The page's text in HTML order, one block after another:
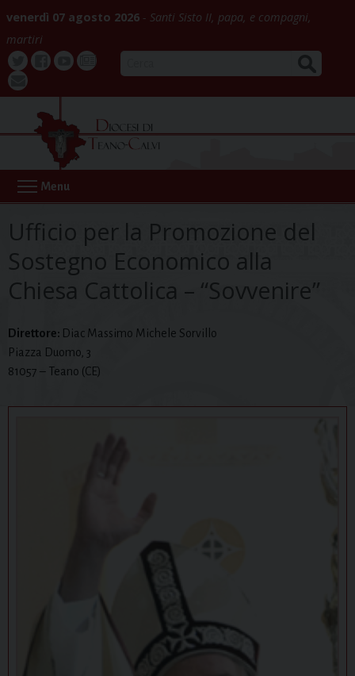
content
venerdì 07 agosto 2026
Santi Sisto II, papa, e compagni,
martiri
Twitter
Buona
webmail
Menu
Ufficio per la Promozione del
Sostegno Economico alla
Chiesa Cattolica – “Sovvenire”
Direttore: Diac Massimo Michele Sorvillo
Piazza Duomo, 3
81057 – Teano (CE)